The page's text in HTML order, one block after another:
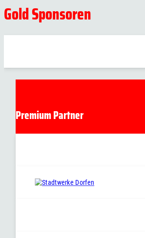
Gold Sponsoren
Premium Partner